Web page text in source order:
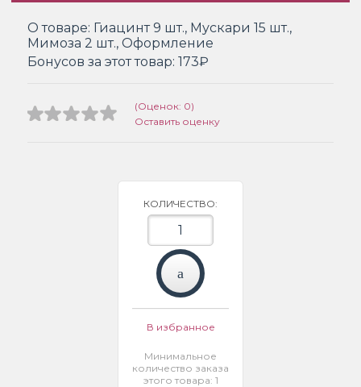
О товаре: Гиацинт 9 шт., Мускари 15 шт.,
Мимоза 2 шт., Оформление
Бонусов за этот товар: 173₽
(Оценок: 0)
Оставить оценку
КОЛИЧЕСТВО:
В избранное
Минимальное
количество заказа
этого товара: 1